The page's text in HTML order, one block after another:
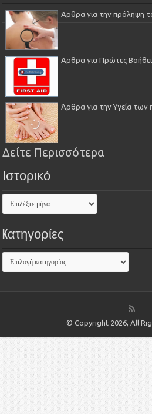
Άρθρα για την πρόληψη
Άρθρα για Πρώτες
Άρθρα για την Υγεία των
Δείτε Περισσότερα
Ιστορικό
Kατηγορίες
© Copyright 2026, All